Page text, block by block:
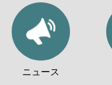
ニュース